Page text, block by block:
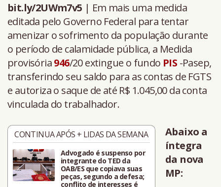
bit.ly/2UWm7v5 | Em mais uma medida
editada pelo Governo Federal para tentar
amenizar o sofrimento da população durante
o período de calamidade pública, a Medida
provisória946/20 extingue o fundo PIS -Pasep,
transferindo seu saldo para as contas de FGTS
e autoriza o saque de até R$ 1.045,00 da conta
vinculada do trabalhador.
CONTINUA APÓS + LIDAS DA SEMANA
Advogado é suspenso por
integrante do TED da
OAB/ES que copiava suas
peças, segundo a defesa;
conflito de interesses é
Abaixo a
íntegra
da nova
MP: